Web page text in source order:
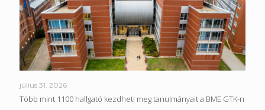
július 31, 2026
Több mint 1100 hallgató kezdheti meg tanulmányait a BME GTK-n